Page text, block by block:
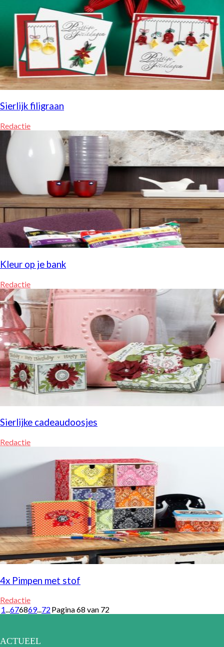
Sierlijk filigraan
Redactie
Kleur op je bank
Redactie
Sierlijke cadeaudoosjes
Redactie
4x Pimpen met stof
Redactie
1...676869...72 Pagina 68 van 72
ACTUEEL